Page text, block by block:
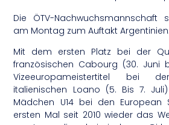
Die ÖTV-Nachwuchsmannschaft
am Montag zum Auftakt Argentinien.
Mit dem ersten Platz bei der
französischen Cabourg (30. Juni
Vizeeuropameistertitel bei
italienischen Loano (5. Bis 7.
Mädchen U14 bei den European
ersten Mal seit 2010 wieder das